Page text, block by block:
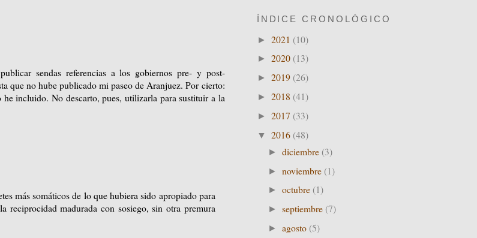
sendas referencias a los gobiernos pre- y post-
que no hube publicado mi paseo de Aranjuez. Por cierto:
incluido. No descarto, pues, utilizarla para sustituir a la
más somáticos de lo que hubiera sido apropiado para
reciprocidad madurada con sosiego, sin otra premura
ÍNDICE CRONOLÓGICO
► 2021 (10)
► 2020 (13)
► 2019 (26)
► 2018 (41)
► 2017 (33)
▼ 2016 (48)
►diciembre (3)
►noviembre (1)
►octubre (1)
►septiembre (7)
►agosto (5)